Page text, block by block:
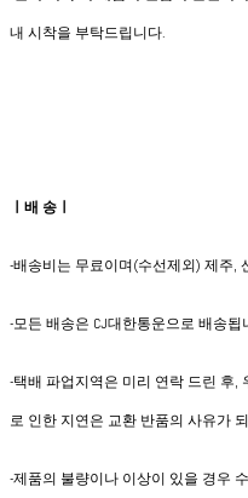
내 시착을 부탁드립니다.
ㅣ배 송ㅣ
-배송비는 무료이며(수선제외) 제주,
​-모든 배송은 CJ대한통운으로 배송됩
-택배 파업지역은 미리 연락 드린 후,
로 인한 지연은 교환 반품의 사유가
-제품의 불량이나 이상이 있을 경우